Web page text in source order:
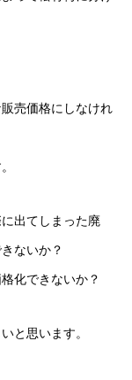
売価格にしなけれ
出てしまった廃
ないか？
化できないか？
と思います。